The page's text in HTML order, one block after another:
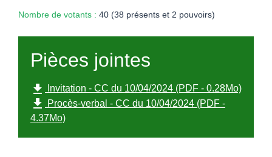
Nombre de votants : 40 (38 présents et 2 pouvoirs)
Pièces jointes
file_download Invitation - CC du 10/04/2024 (PDF - 0.28Mo)
file_download
Procès-verbal - CC du 10/04/2024 (PDF -
4.37Mo)